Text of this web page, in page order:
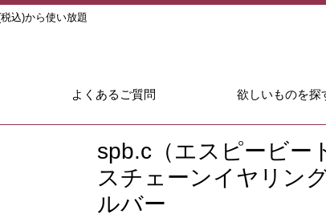
込)から使い放題
よくあるご質問 欲しいものを探
spb.c（エスピービー
スチェーンイヤリン
ルバー